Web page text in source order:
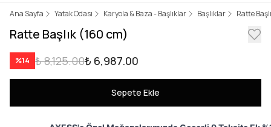
Ana Sayfa Yatak Odası Karyola & Baza - Başlıklar Başlıklar Ratte
Ratte Başlık (160 cm)
%14 ₺ 8,125.00₺ 6,987.00
Sepete Ekle